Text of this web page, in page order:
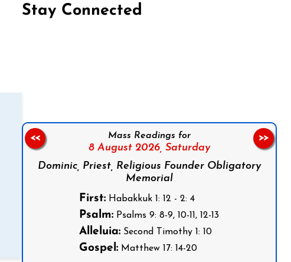
Stay Connected
Mass Readings for
8 August 2026, Saturday
Dominic, Priest, Religious Founder Obligatory
Memorial
First: Habakkuk 1: 12 - 2: 4
Psalm: Psalms 9: 8-9, 10-11, 12-13
Alleluia: Second Timothy 1: 10
Gospel: Matthew 17: 14-20
<< >>